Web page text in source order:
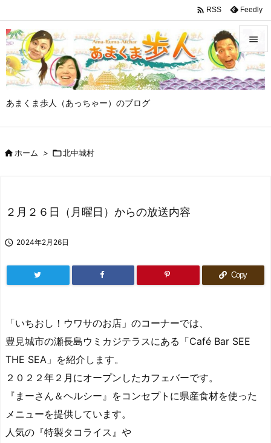
あまくま歩人（あっちゃー）のブログ


メニュ

 RSS Feedly
ホーム > 北中城村
２月２６日（月曜日）からの放送内容
 2024年2月26日
Copy
「いちおし！ウワサのお店」のコーナーでは、
豊見城市の瀬長島ウミカジテラスにある「Café Bar SEE
THE SEA」を紹介します。
２０２２年２月にオープンしたカフェバーです。
『まーさん＆ヘルシー』をコンセプトに県産食材を使った
メニューを提供しています。
人気の『特製タコライス』や